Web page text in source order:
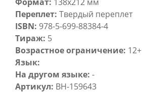
Переплет: Твердый переплет
ISBN: 978-5-699-88384-4
Тираж: 5
Возрастное ограничение: 12+
Язык:
На другом языке: -
Артикул: BH-159643